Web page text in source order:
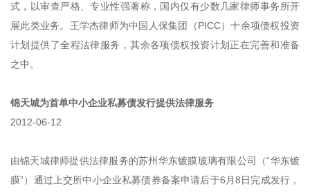
式，以审查严格、专业性强著称，国内仅有少数几家律师事务所开
展此类业务。王学杰律师为中国人保集团（PICC）十余项债权投资
计划提供了全程法律服务，其余各项债权投资计划正在完善和准备
之中。
锦天城为首单中小企业私募债发行提供法律服务
2012-06-12
由锦天城律师提供法律服务的苏州华东镀膜玻璃有限公司（“华东镀
膜”）通过上交所中小企业私募债券备案申请后于6月8日完成发行，